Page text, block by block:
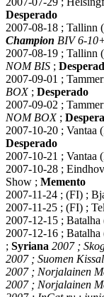
Desperado
2007-08-18 ; Tallinn
Champion BIV 6-
2007-08-19 ; Tallinn
NOM BIS ;
2007-09-01 ;
BOX ; Desperado
2007-09-02 ;
NOM BOX;
2007-10-20 ;
Desperado
2007-10-21 ; Vantaa
2007-10-28 ;
Show ; Memento
2007-11-24 ; (FI) ;
2007-11-25 ; (FI) ;
2007-12-15 ;
2007-12-16 ;
; Syriana 2007 ;
2007 ; Suomen
2007 ; Norjalainen
2007 ; Norjalainen